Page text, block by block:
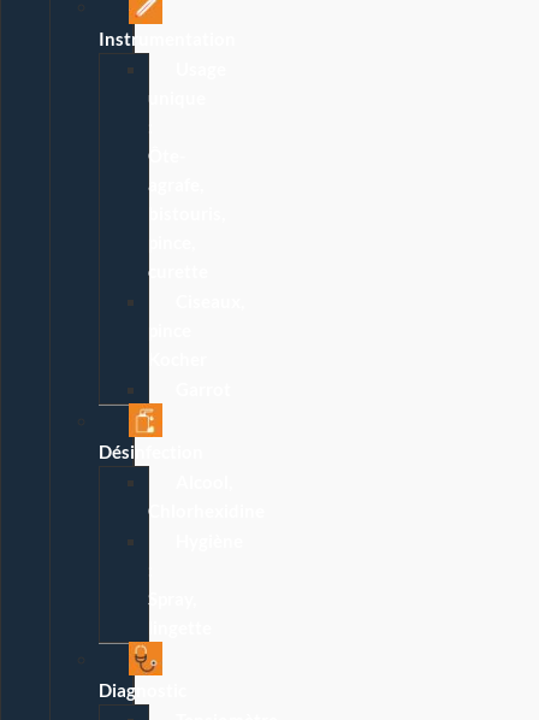
Instrumentation
unique
Ôte-
agrafe,
curette
Désinfection
Chlorhexidine
Spray,
Diagnostic